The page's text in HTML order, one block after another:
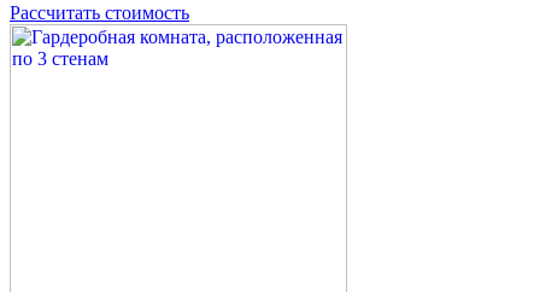
Рассчитать стоимость